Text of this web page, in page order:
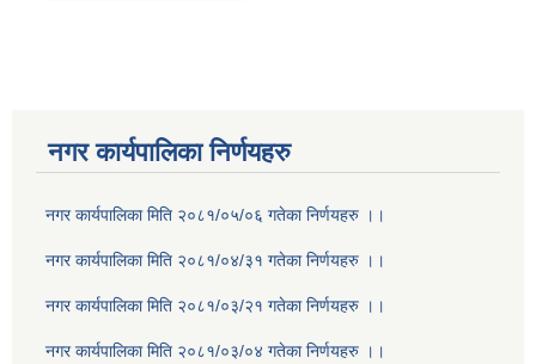
नगर कार्यपालिका निर्णयहरु
नगर कार्यपालिका मिति २०८१/०५/०६ गतेका निर्णयहरु ।।
नगर कार्यपालिका मिति २०८१/०४/३१ गतेका निर्णयहरु ।।
नगर कार्यपालिका मिति २०८१/०३/२१ गतेका निर्णयहरु ।।
नगर कार्यपालिका मिति २०८१/०३/०४ गतेका निर्णयहरु ।।